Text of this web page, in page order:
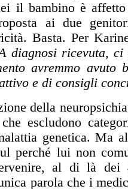
il bambino è
ai due
Basta. Per
diagnosi ricevuta, ci
avremmo
e di consigli
della
escludono
genetica. Ma
perché lui non
al di là dei
parola che i